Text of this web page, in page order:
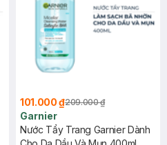
101.000 ₫209.000 ₫
Garnier
Nước Tẩy Trang Garnier Dành